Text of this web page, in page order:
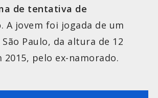
de tentativa de
. A jovem foi jogada de um
Paulo, da altura de 12
2015, pelo ex-namorado.